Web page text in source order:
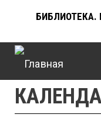
содержанию
ВЕРХНЕЕ
МЕНЮ